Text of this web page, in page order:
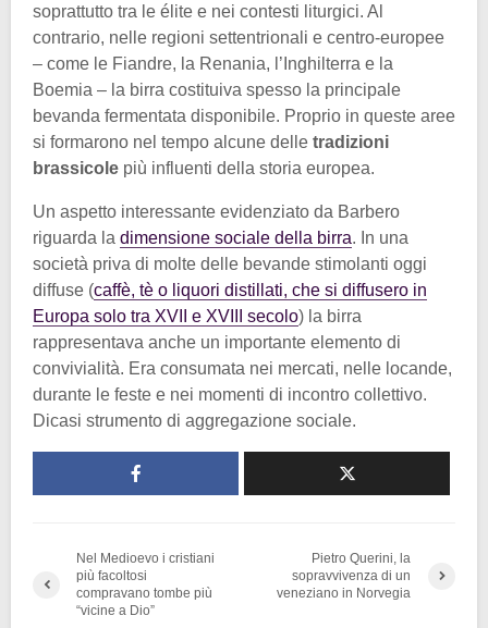
soprattutto tra le élite e nei contesti liturgici. Al
contrario, nelle regioni settentrionali e centro-europee
– come le Fiandre, la Renania, l’Inghilterra e la
Boemia – la birra costituiva spesso la principale
bevanda fermentata disponibile. Proprio in queste aree
si formarono nel tempo alcune delle tradizioni
brassicole più influenti della storia europea.
Un aspetto interessante evidenziato da Barbero
riguarda la dimensione sociale della birra. In una
società priva di molte delle bevande stimolanti oggi
diffuse (caffè, tè o liquori distillati, che si diffusero in
Europa solo tra XVII e XVIII secolo) la birra
rappresentava anche un importante elemento di
convivialità. Era consumata nei mercati, nelle locande,
durante le feste e nei momenti di incontro collettivo.
Dicasi strumento di aggregazione sociale.
Nel Medioevo i cristiani
più facoltosi
compravano tombe più
“vicine a Dio”
Pietro Querini, la
sopravvivenza di un
veneziano in Norvegia